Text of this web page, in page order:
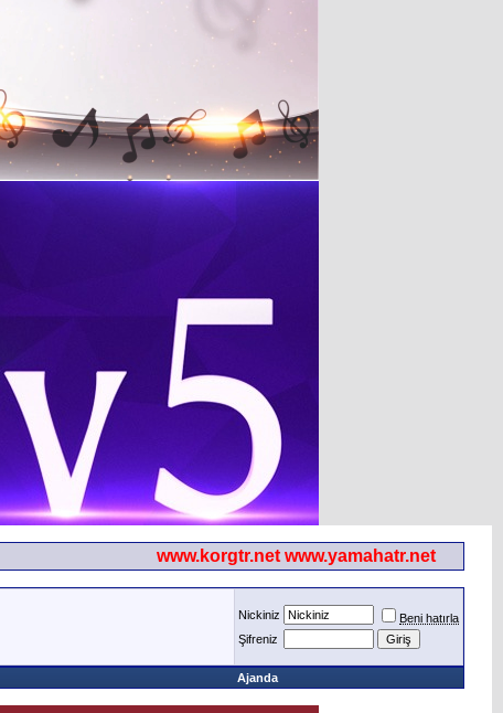
www.korgtr.net www.yamahatr.net
Nickiniz
Beni hatırla
Şifreniz
Ajanda